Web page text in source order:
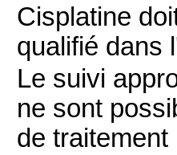
Cisplatine
qualifié dans
Le suivi
ne sont
de